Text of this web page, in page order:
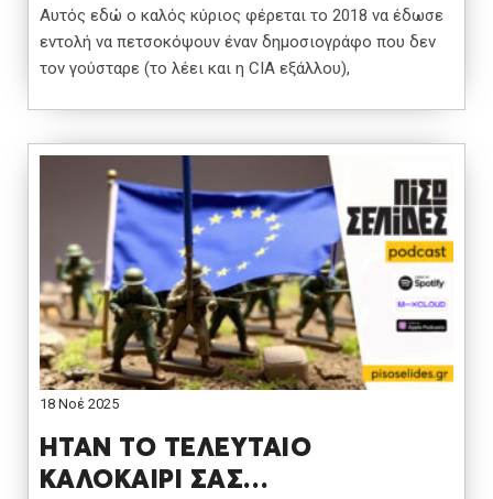
Αυτός εδώ ο καλός κύριος φέρεται το 2018 να έδωσε
εντολή να πετσοκόψουν έναν δημοσιογράφο που δεν
τον γούσταρε (το λέει και η CIA εξάλλου),
18 Νοέ 2025
ΗΤΑΝ ΤΟ ΤΕΛΕΥΤΑΙΟ
ΚΑΛΟΚΑΙΡΙ ΣΑΣ…